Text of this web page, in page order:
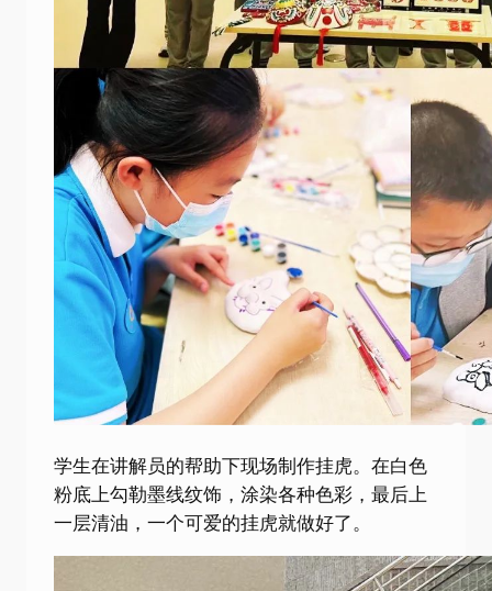
学生在讲解员的帮助下现场制作挂虎。在白色
粉底上勾勒墨线纹饰，涂染各种色彩，最后上
一层清油，一个可爱的挂虎就做好了。